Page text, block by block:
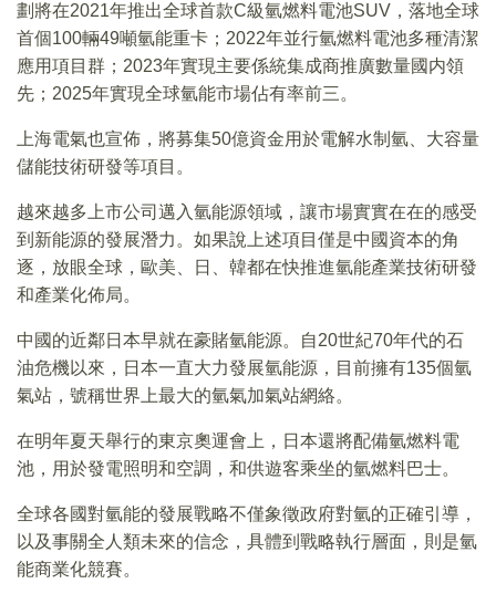
劃將在2021年推出全球首款C級氫燃料電池SUV，落地全球
首個100輛49噸氫能重卡；2022年並行氫燃料電池多種清潔
應用項目群；2023年實現主要係統集成商推廣數量國内領
先；2025年實現全球氫能市場佔有率前三。
上海電氣也宣佈，將募集50億資金用於電解水制氫、大容量
儲能技術研發等項目。
越來越多上市公司邁入氫能源領域，讓市場實實在在的感受
到新能源的發展潛力。如果說上述項目僅是中國資本的角
逐，放眼全球，歐美、日、韓都在快推進氫能產業技術研發
和產業化佈局。
中國的近鄰日本早就在豪賭氫能源。自20世紀70年代的石
油危機以來，日本一直大力發展氫能源，目前擁有135個氫
氣站，號稱世界上最大的氫氣加氣站網絡。
在明年夏天舉行的東京奧運會上，日本還將配備氫燃料電
池，用於發電照明和空調，和供遊客乘坐的氫燃料巴士。
全球各國對氫能的發展戰略不僅象徵政府對氫的正確引導，
以及事關全人類未來的信念，具體到戰略執行層面，則是氫
能商業化競賽。